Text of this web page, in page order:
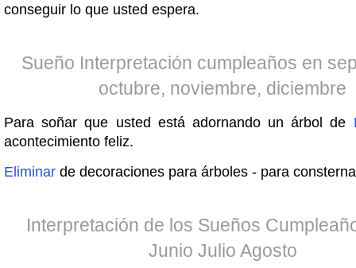
conseguir lo que usted espera.
Sueño Interpretación cumpleaños en
octubre, noviembre, diciembre
Para soñar que usted está adornando un árbol de
acontecimiento feliz.
Eliminar de decoraciones para árboles - para
Interpretación de los Sueños
Junio ​​Julio Agosto